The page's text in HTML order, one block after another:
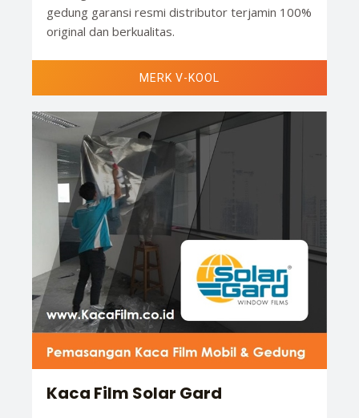
gedung garansi resmi distributor terjamin 100%
original dan berkualitas.
MERK V-KOOL
Kaca Film Solar Gard